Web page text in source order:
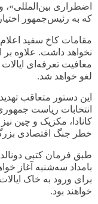
اضطراری
که به رئیس‌جمهور
مقامات کاخ سفید
نخواهد داشت. علاوه بر
معافیت تعرفه‌ای
لغو خواهد شد.
این دستور متعاقب
انتخابات ریاست
کانادا، مکزیک و چین
خطر جنگ اقتصادی
طبق فرمان کتبی
بامداد سه‌شنبه آغاز
برای ورود به خاک
خواهند بود.